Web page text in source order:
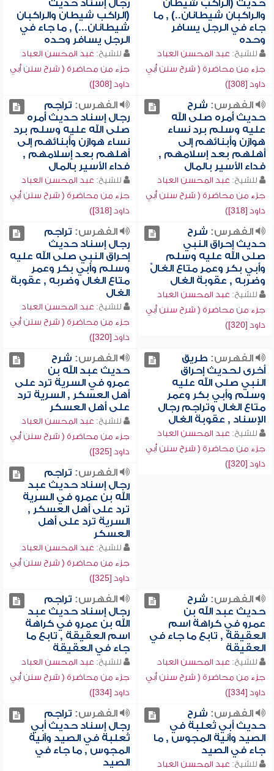
حديث (الراكب شيطان
والراكبان شيطانان..) , ما
جاء في الرجل يسافر
وحده
للشيخ: عبد المحسن العباد
جزء من محاضرة ( شرح سنن أبي
داود [308])
رجال إسناد حديث
(الراكب شيطان والراكبان
شيطانان...) , ما جاء في
الرجل يسافر وحده
للشيخ: عبد المحسن العباد
جزء من محاضرة ( شرح سنن أبي
داود [308])
الفهرس: شرح
حديث أمره صلى الله
عليه وسلم برد نساء
هوازن وأبنائهم إلى
أهلهم بعد إسلامهم ,
فداء الأسير بالمال
للشيخ: عبد المحسن العباد
جزء من محاضرة ( شرح سنن أبي
داود [318])
الفهرس: تراجم
رجال إسناد حديث أمره
صلى الله عليه وسلم برد
نساء هوازن وأبنائهم إلى
أهلهم بعد إسلامهم ,
فداء الأسير بالمال
للشيخ: عبد المحسن العباد
جزء من محاضرة ( شرح سنن أبي
داود [318])
الفهرس: شرح
حديث إحراق النبي
صلى الله عليه وسلم
وأبي بكر وعمر متاع الغالِّ
وضربه , عقوبة الغال
للشيخ: عبد المحسن العباد
جزء من محاضرة ( شرح سنن أبي
داود [320])
الفهرس: تراجم
رجال إسناد حديث
إحراق النبي صلى الله عليه
وسلم وأبي بكر وعمر
متاع الغال وضربه , عقوبة
الغال
للشيخ: عبد المحسن العباد
جزء من محاضرة ( شرح سنن أبي
داود [320])
الفهرس: طريق
أخرى لحديث إحراق
النبي صلى الله عليه
وسلم وأبي بكر وعمر
متاع الغال وتراجم رجال
الإسناد , عقوبة الغال
للشيخ: عبد المحسن العباد
جزء من محاضرة ( شرح سنن أبي
داود [320])
الفهرس: شرح
حديث عبد الله بن
عمرو في السرية ترد على
أهل العسكر , السرية ترد
على أهل العسكر
للشيخ: عبد المحسن العباد
جزء من محاضرة ( شرح سنن أبي
داود [325])
الفهرس: تراجم
رجال إسناد حديث عبد
الله بن عمرو في السرية
ترد على أهل العسكر ,
السرية ترد على أهل
العسكر
للشيخ: عبد المحسن العباد
جزء من محاضرة ( شرح سنن أبي
داود [325])
الفهرس: شرح
حديث عبد الله بن
عمرو في كراهة اسم
العقيقة , تابع ما جاء في
العقيقة
للشيخ: عبد المحسن العباد
جزء من محاضرة ( شرح سنن أبي
داود [334])
الفهرس: تراجم
رجال إسناد حديث عبد
الله بن عمرو في كراهة
اسم العقيقة , تابع ما
جاء في العقيقة
للشيخ: عبد المحسن العباد
جزء من محاضرة ( شرح سنن أبي
داود [334])
الفهرس: شرح
حديث أبي ثعلبة في
الصيد وآنية المجوس , ما
جاء في الصيد
للشيخ: عبد المحسن العباد
الفهرس: تراجم
رجال إسناد حديث أبي
ثعلبة في الصيد وآنية
المجوس , ما جاء في
الصيد